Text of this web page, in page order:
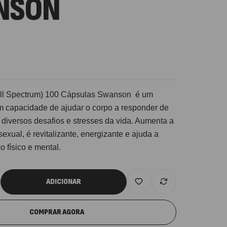
Spectrum) 100 Cápsulas Swanson é um
capacidade de ajudar o corpo a responder de
desafios e stresses da vida. Aumenta a
é revitalizante, energizante e ajuda a
físico e mental.
ADICIONAR
COMPRAR AGORA
Electrolytes 270 G Ostrovit
Magnesium + B6 P-5-P 90 Cápsulas